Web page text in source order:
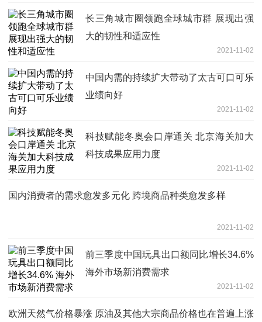
长三角城市圈领跑全球城市群 展现出强
大的韧性和适应性
2021-11-02
中国内需的持续扩大带动了太古可口可乐
业绩向好
2021-11-02
科技赋能冬奥会口岸通关 北京海关加大
科技成果应用力度
2021-11-02
国内消费者的需求愈发多元化 跨境商品种类愈发多样
2021-11-02
前三季度中国玩具出口额同比增长34.6%
海外市场新消费需求
2021-11-02
欧洲天然气价格暴涨 原油及其他大宗商品价格也在普遍上涨